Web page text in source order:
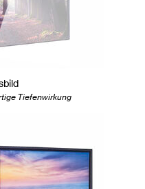
Tiefenwirkung